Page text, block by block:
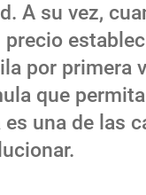
A su vez,
por primera
que
una de las